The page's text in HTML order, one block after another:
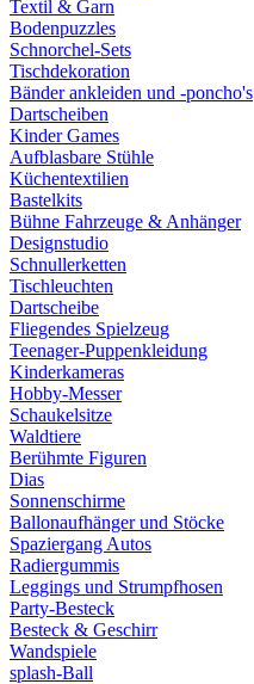
Textil & Garn
Bodenpuzzles
Schnorchel-Sets
Tischdekoration
Bänder ankleiden und -poncho's
Dartscheiben
Kinder Games
Aufblasbare Stühle
Küchentextilien
Bastelkits
Bühne Fahrzeuge & Anhänger
Designstudio
Schnullerketten
Tischleuchten
Dartscheibe
Fliegendes Spielzeug
Teenager-Puppenkleidung
Kinderkameras
Hobby-Messer
Schaukelsitze
Waldtiere
Berühmte Figuren
Dias
Sonnenschirme
Ballonaufhänger und Stöcke
Spaziergang Autos
Radiergummis
Leggings und Strumpfhosen
Party-Besteck
Besteck & Geschirr
Wandspiele
splash-Ball